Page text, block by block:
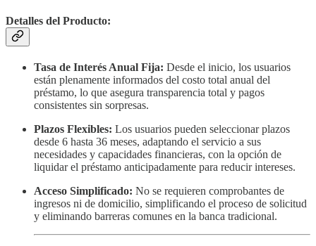
Detalles del Producto:
Tasa de Interés Anual Fija: Desde el inicio, los usuarios
están plenamente informados del costo total anual del
préstamo, lo que asegura transparencia total y pagos
consistentes sin sorpresas.
Plazos Flexibles: Los usuarios pueden seleccionar plazos
desde 6 hasta 36 meses, adaptando el servicio a sus
necesidades y capacidades financieras, con la opción de
liquidar el préstamo anticipadamente para reducir intereses.
Acceso Simplificado: No se requieren comprobantes de
ingresos ni de domicilio, simplificando el proceso de solicitud
y eliminando barreras comunes en la banca tradicional.